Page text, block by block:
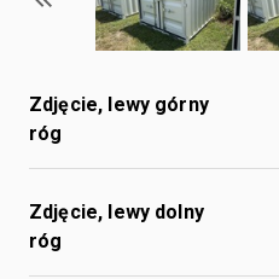
Zdjęcie, lewy górny
róg
Zdjęcie, lewy dolny
róg